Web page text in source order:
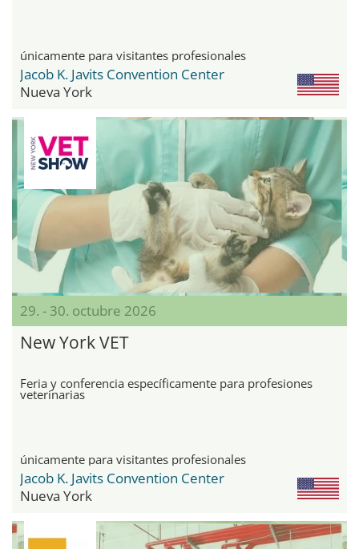
únicamente para visitantes profesionales
Jacob K. Javits Convention Center
Nueva York
29. - 30. octubre 2026
New York VET
Feria y conferencia específicamente para profesiones
veterinarias
únicamente para visitantes profesionales
Jacob K. Javits Convention Center
Nueva York